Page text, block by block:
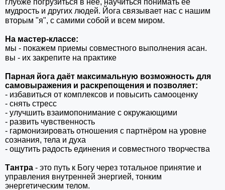
глубже погрузиться в нее, научиться понимать ее
мудрость и других людей. Йога связывает нас с нашим
вторым "я", с самими собой и всем миром.⠀
На мастер-классе:
мы - покажем приемы совместного выполнения асан.
вы - их закрепите на практике⠀
Парная йога даёт максимальную возможность для
самовыражения и раскрепощения и позволяет:
- избавиться от комплексов и повысить самооценку
- снять стресс
- улучшить взаимопонимание с окружающими
- развить чувственность
- гармонизировать отношения с партнёром на уровне
сознания, тела и духа
- ощутить радость единения и совместного творчества
Тантра - это путь к Богу через тотальное принятие и
управления внутренней энергией, тонким
энергетическим телом.